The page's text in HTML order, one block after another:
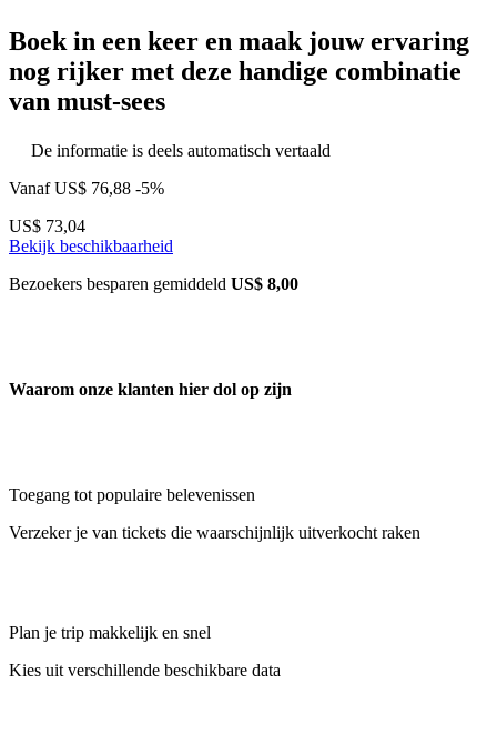
Boek in een keer en maak jouw ervaring
nog rijker met deze handige combinatie
van must-sees
De informatie is deels automatisch vertaald
VanafUS$ 76,88 -5%
US$ 73,04
Bekijk beschikbaarheid
Bezoekers besparen gemiddeld US$ 8,00
Waarom onze klanten hier dol op zijn
Toegang tot populaire belevenissen
Verzeker je van tickets die waarschijnlijk uitverkocht raken
Plan je trip makkelijk en snel
Kies uit verschillende beschikbare data